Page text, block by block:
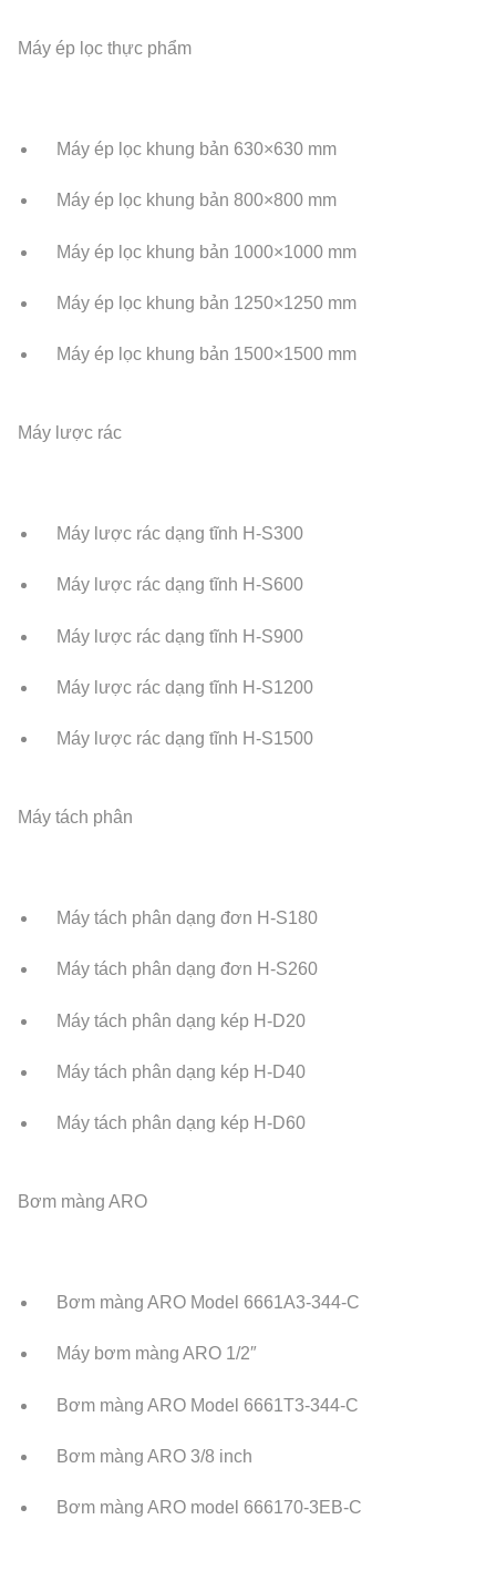
Máy ép lọc thực phẩm
Máy ép lọc khung bản 630×630 mm
Máy ép lọc khung bản 800×800 mm
Máy ép lọc khung bản 1000×1000 mm
Máy ép lọc khung bản 1250×1250 mm
Máy ép lọc khung bản 1500×1500 mm
Máy lược rác
Máy lược rác dạng tĩnh H-S300
Máy lược rác dạng tĩnh H-S600
Máy lược rác dạng tĩnh H-S900
Máy lược rác dạng tĩnh H-S1200
Máy lược rác dạng tĩnh H-S1500
Máy tách phân
Máy tách phân dạng đơn H-S180
Máy tách phân dạng đơn H-S260
Máy tách phân dạng kép H-D20
Máy tách phân dạng kép H-D40
Máy tách phân dạng kép H-D60
Bơm màng ARO
Bơm màng ARO Model 6661A3-344-C
Máy bơm màng ARO 1/2″
Bơm màng ARO Model 6661T3-344-C
Bơm màng ARO 3/8 inch
Bơm màng ARO model 666170-3EB-C